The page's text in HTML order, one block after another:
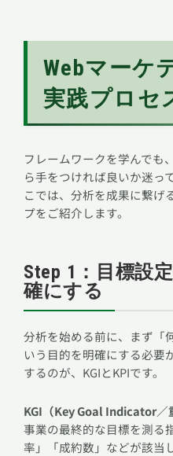
Webマーケ
実践プロセ
フレームワークを学んでも
ら手をつければ良いか迷っ
こでは、分析を成果に繋げ
プをご紹介します。
Step 1：目標設
確にする
分析を始める前に、まず「
いう目的を明確にする必要
するのが、KGIとKPIです。
KGI（Key Goal Indicator／
事業の最終的な目標を測る
率」「成約数」などが該当